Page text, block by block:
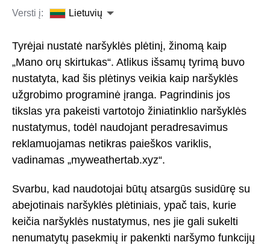
Versti į: Lietuvių
Tyrėjai nustatė naršyklės plėtinį, žinomą kaip
„Mano orų skirtukas“. Atlikus išsamų tyrimą buvo
nustatyta, kad šis plėtinys veikia kaip naršyklės
užgrobimo programinė įranga. Pagrindinis jos
tikslas yra pakeisti vartotojo žiniatinklio naršyklės
nustatymus, todėl naudojant peradresavimus
reklamuojamas netikras paieškos variklis,
vadinamas „myweathertab.xyz“.
Svarbu, kad naudotojai būtų atsargūs susidūrę su
abejotinais naršyklės plėtiniais, ypač tais, kurie
keičia naršyklės nustatymus, nes jie gali sukelti
nenumatytų pasekmių ir pakenkti naršymo funkcijų